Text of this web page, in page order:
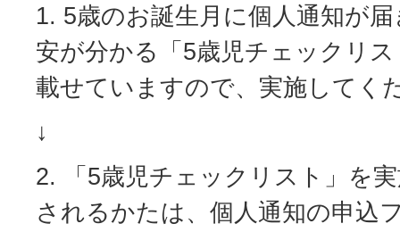
1. 5歳のお誕生月に個人通知が
安が分かる「5歳児チェックリ
載せていますので、実施してく
↓
2. 「5歳児チェックリスト」を
されるかたは、個人通知の申込